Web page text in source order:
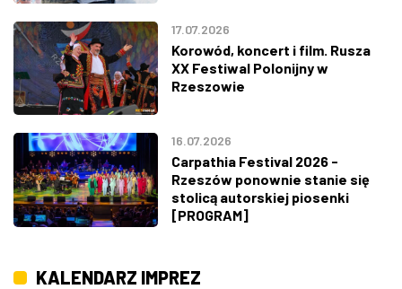
17.07.2026
Korowód, koncert i film. Rusza
XX Festiwal Polonijny w
Rzeszowie
16.07.2026
Carpathia Festival 2026 -
Rzeszów ponownie stanie się
stolicą autorskiej piosenki
[PROGRAM]
KALENDARZ IMPREZ